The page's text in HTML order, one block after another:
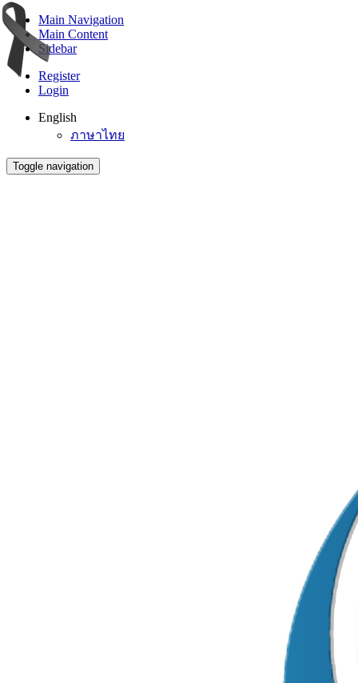
Main Navigation
Main Content
Sidebar
Register
Login
English
ภาษาไทย
Toggle navigation